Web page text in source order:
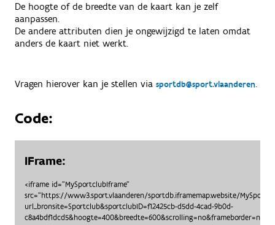
De hoogte of de breedte van de kaart kan je zelf
aanpassen.
De andere attributen dien je ongewijzigd te laten omdat
anders de kaart niet werkt.
Vragen hierover kan je stellen via sportdb@sport.vlaanderen.
Code:
IFrame:
<iframe id="MySportclubIframe"
src="https://www3.sport.vlaanderen/sportdb.iframemap.website/
url_bronsite=Sportclub&sportclubID=f12425cb-d5dd-4cad-9b0d-
c8a4bdf1dcd5&hoogte=400&breedte=600&scrolling=no&frameborder=no">